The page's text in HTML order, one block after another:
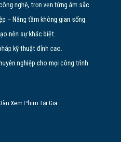
nghệ, trọn vẹn từng âm sắc.
– Nâng tầm không gian sống.
nên sự khác biệt.
kỹ thuật đỉnh cao.
nghiệp cho mọi công trình
Xem Phim Tại Gia